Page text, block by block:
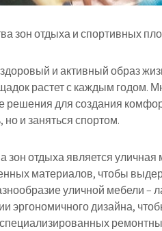
зон отдыха и спортивных
и активный образ
растет с каждым годом.
решения для создания
но и заняться спортом.
зон отдыха является
материалов, чтобы
уличной мебели –
эргономичного дизайна,